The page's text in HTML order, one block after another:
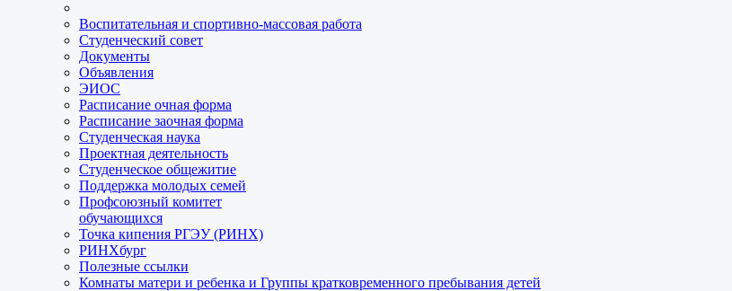
Воспитательная и спортивно-массовая работа
Студенческий совет
Документы
Объявления
ЭИОС
Расписание очная форма
Расписание заочная форма
Студенческая наука
Проектная деятельность
Студенческое общежитие
Поддержка молодых семей
Профсоюзный комитет
обучающихся
Точка кипения РГЭУ (РИНХ)
РИНХбург
Полезные ссылки
Комнаты матери и ребенка и Группы кратковременного пребывания детей